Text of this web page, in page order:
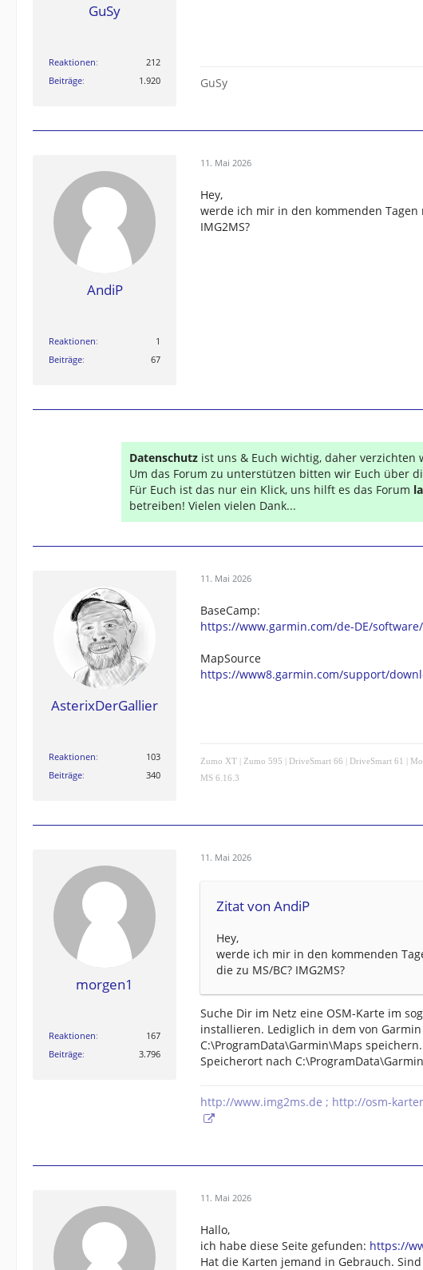
GuSy
Reaktionen
212
Beiträge
1.920 GuSy
AndiP
Reaktionen
1
Beiträge
67
11. Mai 2026
Hey,
werde ich mir in den kommenden
IMG2MS?
Datenschutz ist uns & Euch wichtig, daher verzichten
Um das Forum zu unterstützen bitten wir Euch über
Für Euch ist das nur ein Klick, uns hilft es das Forum
betreiben! Vielen vielen Dank...
AsterixDerGallier
Reaktionen
103
Beiträge
340
11. Mai 2026
BaseCamp:
https://www.garmin.com/de-DE/
MapSource
https://www8.garmin.com/support/
Zumo XT | Zumo 595 | DriveSmart 66 | DriveSmart 61 |
MS 6.16.3
morgen1
Reaktionen
167
Beiträge
3.796
11. Mai 2026
Zitat von AndiP
Hey,
werde ich mir in den kommenden
die zu MS/BC? IMG2MS?
Suche Dir im Netz eine OSM-Karte im
installieren. Lediglich in dem von
C:\ProgramData\Garmin\Maps
Speicherort nach
http://www.img2ms.de ; http://osm-
11. Mai 2026
Hallo,
ich habe diese Seite gefunden: https://
Hat die Karten jemand in Gebrauch.